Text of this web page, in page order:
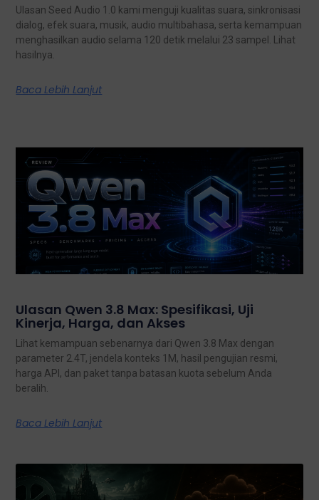
Ulasan Seed Audio 1.0 kami menguji kualitas suara, sinkronisasi
dialog, efek suara, musik, audio multibahasa, serta kemampuan
menghasilkan audio selama 120 detik melalui 23 sampel. Lihat
hasilnya.
Baca Lebih Lanjut
Ulasan Qwen 3.8 Max: Spesifikasi, Uji
Kinerja, Harga, dan Akses
Lihat kemampuan sebenarnya dari Qwen 3.8 Max dengan
parameter 2.4T, jendela konteks 1M, hasil pengujian resmi,
harga API, dan paket tanpa batasan kuota sebelum Anda
beralih.
Baca Lebih Lanjut